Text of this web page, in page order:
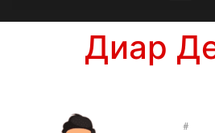
Диар
#